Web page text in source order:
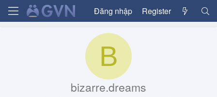
Đăng nhập Register
B
bizarre.dreams